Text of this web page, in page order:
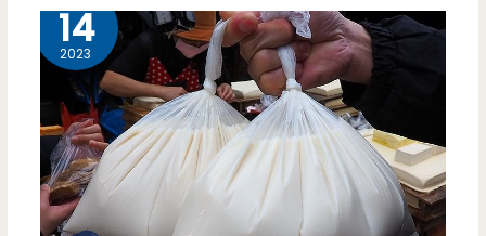
德
豬
腳
炒
美
錄
鼎
記
14
2023